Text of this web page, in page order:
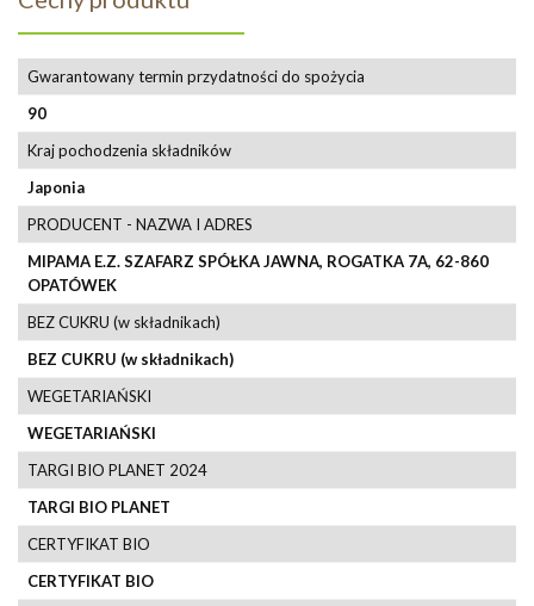
Gwarantowany termin przydatności do spożycia
90
Kraj pochodzenia składników
Japonia
PRODUCENT - NAZWA I ADRES
MIPAMA E.Z. SZAFARZ SPÓŁKA JAWNA, ROGATKA 7A, 62-860
OPATÓWEK
BEZ CUKRU (w składnikach)
BEZ CUKRU (w składnikach)
WEGETARIAŃSKI
WEGETARIAŃSKI
TARGI BIO PLANET 2024
TARGI BIO PLANET
CERTYFIKAT BIO
CERTYFIKAT BIO